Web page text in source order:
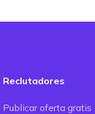
Reclutadores
Publicar oferta gratis